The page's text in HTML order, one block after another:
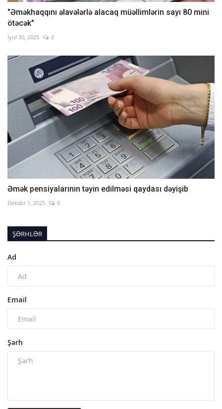
"Əməkhaqqını əlavələrlə alacaq müəllimlərin sayı 80 mini
ötəcək"
İyul 30, 2025 0
Əmək pensiyalarının təyin edilməsi qaydası dəyişib
Dekabr 1, 2025 0
ŞƏRHLƏR
Ad
Email
Şərh